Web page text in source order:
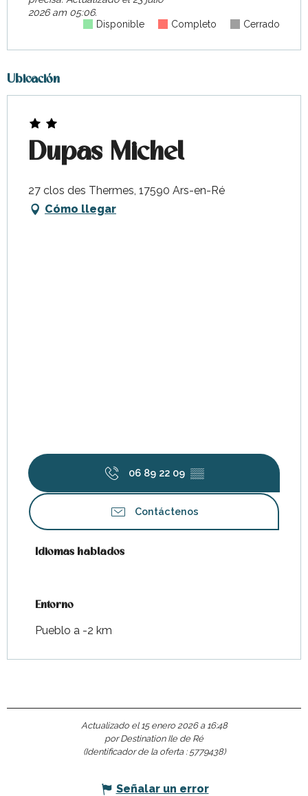
2026 am 05:06.
Disponible
Completo Cerrado
Ubicación
Dupas Michel
27 clos des Thermes, 17590 Ars-en-Ré
Cómo llegar
06 89 22 09 ▒▒
Contáctenos
Idiomas hablados
Idiomas hablados
Entorno
Entorno
Pueblo a -2 km
Actualizado el 15 enero 2026 a 16:48
por Destination Ile de Ré
(Identificador de la oferta : 5779438)
Señalar un error